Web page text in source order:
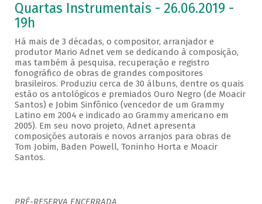
Quartas Instrumentais - 26.06.2019 -
19h
Há mais de 3 décadas, o compositor, arranjador e
produtor Mario Adnet vem se dedicando à composição,
mas também à pesquisa, recuperação e registro
fonográfico de obras de grandes compositores
brasileiros. Produziu cerca de 30 álbuns, dentre os quais
estão os antológicos e premiados Ouro Negro (de Moacir
Santos) e Jobim Sinfônico (vencedor de um Grammy
Latino em 2004 e indicado ao Grammy americano em
2005). Em seu novo projeto, Adnet apresenta
composições autorais e novos arranjos para obras de
Tom Jobim, Baden Powell, Toninho Horta e Moacir
Santos.